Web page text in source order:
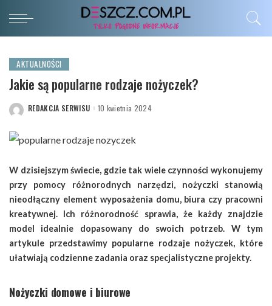
AKTUALNOŚCI
Jakie są popularne rodzaje nożyczek?
POSTED
REDAKCJA SERWISU 10 kwietnia 2024
W dzisiejszym świecie, gdzie tak wiele czynności wykonujemy
przy pomocy różnorodnych narzędzi, nożyczki stanowią
nieodłączny element wyposażenia domu, biura czy pracowni
kreatywnej. Ich różnorodność sprawia, że każdy znajdzie
model idealnie dopasowany do swoich potrzeb. W tym
artykule przedstawimy popularne rodzaje nożyczek, które
ułatwiają codzienne zadania oraz specjalistyczne projekty.
Nożyczki domowe i biurowe